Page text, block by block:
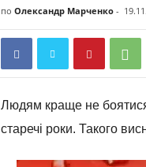
по Олександр Марченко-
Людям краще не
старечі роки. Такого